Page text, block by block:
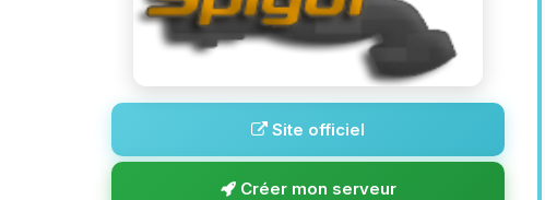
Site officiel
Créer mon serveur